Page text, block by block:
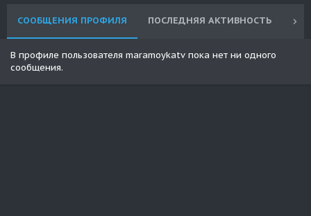
СООБЩЕНИЯ ПРОФИЛЯ ПОСЛЕДНЯЯ АКТИВНОСТЬ
В профиле пользователя maramoykatv пока нет ни одного
сообщения.